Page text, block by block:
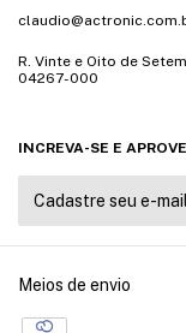
R. Vinte e Oito de
04267-000
INCREVA-SE E
Meios de envio